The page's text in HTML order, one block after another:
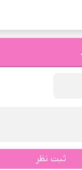
ثبت نظر